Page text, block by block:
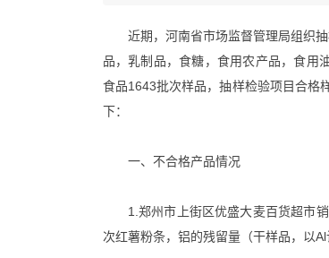
近期，河南省市场监督管理局组织抽
品，乳制品，食糖，食用农产品，食用
食品1643批次样品，抽样检验项目合格
下：
一、不合格产品情况
1.郑州市上街区优盛大麦百货超市销
次红薯粉条，铝的残留量（干样品，以